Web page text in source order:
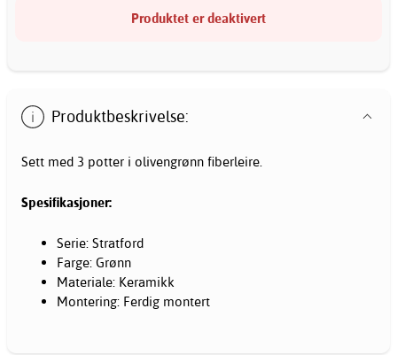
Produktet er deaktivert
Produktbeskrivelse:
Sett med 3 potter i olivengrønn fiberleire.
Spesifikasjoner:
Serie: Stratford
Farge: Grønn
Materiale: Keramikk
Montering: Ferdig montert